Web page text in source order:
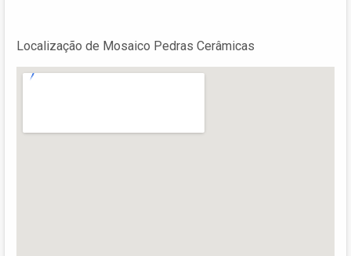
Localização de Mosaico Pedras Cerâmicas